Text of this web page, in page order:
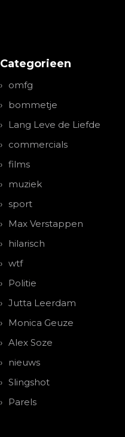
Categorieen
omfg
bommetje
Lang Leve de Liefde
commercials
films
muziek
sport
Max Verstappen
hilarisch
wtf
Politie
Jutta Leerdam
Monica Geuze
Alex Soze
nieuws
Slingshot
Parels